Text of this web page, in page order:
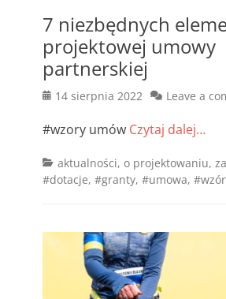
7 niezbędnych
projektowej umowy
partnerskiej
Posted
14 sierpnia 2022 Leave a
#wzory umów Czytaj dalej…
Categories
aktualności, o projektowaniu,
#dotacje, #granty, #umowa, #wzór